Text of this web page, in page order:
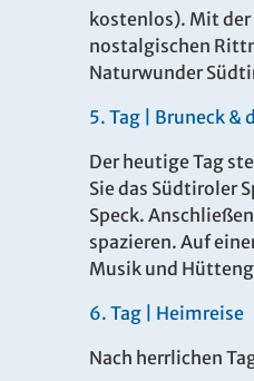
kostenlos). Mit
nostalgischen
Naturwunder
5. Tag | Bruneck &
Der heutige Tag
Sie das Südtiroler
Speck.
spazieren. Auf
Musik und
6. Tag | Heimreise
Nach herrlichen